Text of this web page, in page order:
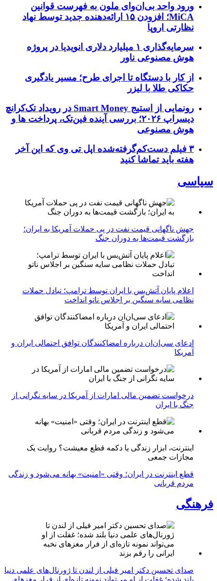
ورود واحد بی‌ان‌وای ملون به فهرست قوانین
MiCA؛ افزودن ۱۵ ارائه‌دهنده جدید توسط نهاد
نظارتی اروپا
سرمایه‌گذاری ۱ میلیارد دلاری انویدیا در پروژه
هوش مصنوعی ناور
از کار با دستگاه تا اجرای طرح؛ مسیر یادگیری
حکاکی طلا با لیزر
رونمایی از استیج Smart Money در رویداد تک‌کرانچ
دیسراپ ۲۰۲۶؛ بررسی آینده فین‌تک، پرداخت‌ ها و
هوش مصنوعی
۳ فیلم دست‌کم‌گرفته‌شده اپل تی وی که این آخر
هفته باید تماشا کنید
سیاسی
جهش ناگهانی قیمت نفت در پی حملات آمریکا به ایران؛
بازگشت قیمت‌ها به دوران جنگ
اعلام پایان آتش‌بس با ایران توسط ترامپ؛ تبادل حملات
نظامی سایه سنگین بر اجلاس ناتو انداخت
ادعای سی‌ان‌ان درباره امضاکنندگان توافق احتمالی ایران و
آمریکا
درخواست تضمین مالی امارات از آمریکا در سایه نگرانی از
جنگ با ایران
اینترنت، ابزار زندگی یا دکمه قطع معیشت؟ روایت یک
مجازات جمعی
قطع اینترنت در ایران؛ وقتی «امنیت» بهانه می‌شود و زندگی
مردم قربانی
فرهنگی
صدای تحسین دکتر امیر فیلی از لندن تا ژورنال‌های علمی دنیا
بلند شده؛ غفلت از او می‌تواند نمونه تازه‌ای از فرار مغزهای